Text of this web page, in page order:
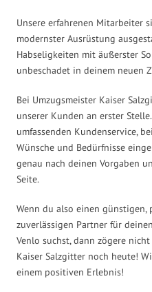
Unsere erfahrenen Mitarbeiter
modernster Ausrüstung
Habseligkeiten mit äußerster
unbeschadet in deinem neuen
Bei Umzugsmeister Kaiser
unserer Kunden an erster
umfassenden Kundenservice,
Wünsche und Bedürfnisse
genau nach deinen Vorgaben
Seite.
Wenn du also einen günstigen,
zuverlässigen Partner für
Venlo suchst, dann zögere
Kaiser Salzgitter noch heute!
einem positiven Erlebnis!